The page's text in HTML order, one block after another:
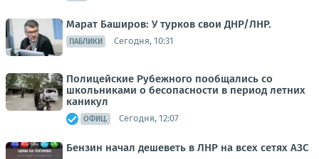
Марат Баширов: У турков свои ДНР/ЛНР.
ПАБЛИКИ Сегодня, 10:31
Полицейские Рубежного пообщались со
школьниками о бесопасности в период летних
каникул
ОФИЦ. Сегодня, 12:07
Бензин начал дешеветь в ЛНР на всех сетях АЗС